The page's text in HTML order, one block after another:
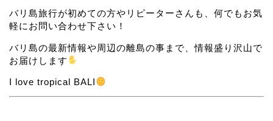
バリ島旅行が初めての方やリピーターさんも、何でもお気
軽にお問い合わせ下さい！
バリ島の最新情報や周辺の離島の事まで、情報盛り沢山で
お届けします
I love tropical BALI